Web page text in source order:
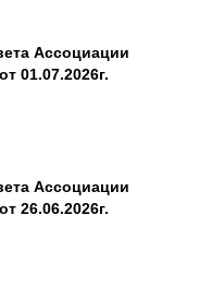
Ассоциации
01.07.2026г.
Ассоциации
26.06.2026г.